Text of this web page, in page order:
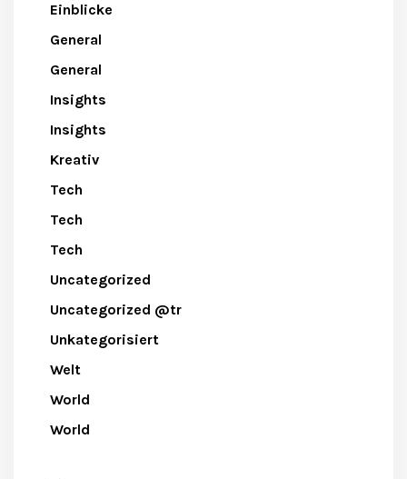
Einblicke
General
General
Insights
Insights
Kreativ
Tech
Tech
Tech
Uncategorized
Uncategorized @tr
Unkategorisiert
Welt
World
World